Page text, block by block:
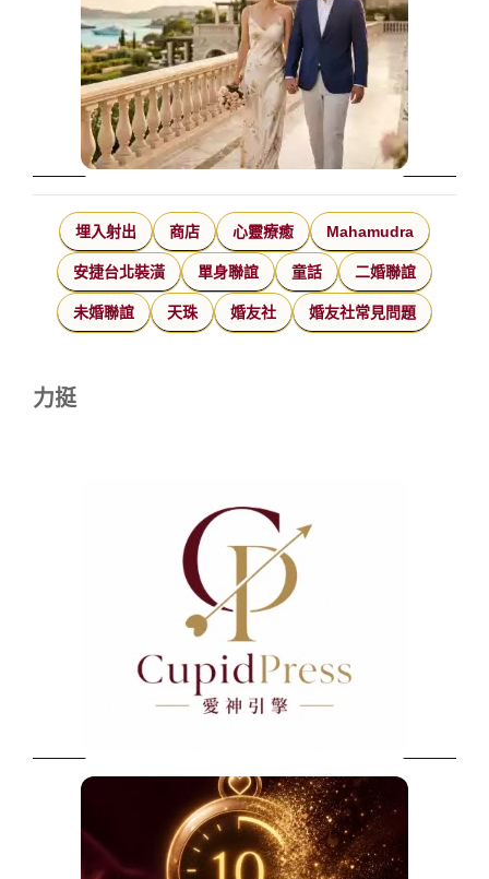
埋入射出 商店 心靈療癒 Mahamudra
安捷台北裝潢 單身聯誼 童話 二婚聯誼
未婚聯誼 天珠 婚友社 婚友社常見問題
力挺